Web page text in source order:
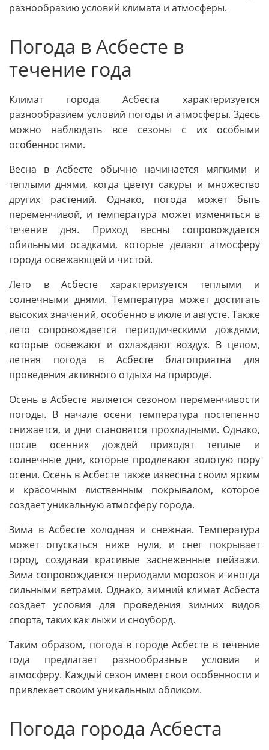
разнообразию условий климата и атмосферы.
Погода в Асбесте в
течение года
Климат города Асбеста характеризуется
разнообразием условий погоды и атмосферы. Здесь
можно наблюдать все сезоны с их особыми
особенностями.
Весна в Асбесте обычно начинается мягкими и
теплыми днями, когда цветут сакуры и множество
других растений. Однако, погода может быть
переменчивой, и температура может изменяться в
течение дня. Приход весны сопровождается
обильными осадками, которые делают атмосферу
города освежающей и чистой.
Лето в Асбесте характеризуется теплыми и
солнечными днями. Температура может достигать
высоких значений, особенно в июле и августе. Также
лето сопровождается периодическими дождями,
которые освежают и охлаждают воздух. В целом,
летняя погода в Асбесте благоприятна для
проведения активного отдыха на природе.
Осень в Асбесте является сезоном переменчивости
погоды. В начале осени температура постепенно
снижается, и дни становятся прохладными. Однако,
после осенних дождей приходят теплые и
солнечные дни, которые продлевают золотую пору
осени. Осень в Асбесте также известна своим ярким
и красочным лиственным покрывалом, которое
создает уникальную атмосферу города.
Зима в Асбесте холодная и снежная. Температура
может опускаться ниже нуля, и снег покрывает
город, создавая красивые заснеженные пейзажи.
Зима сопровождается периодами морозов и иногда
сильными ветрами. Однако, зимний климат Асбеста
создает условия для проведения зимних видов
спорта, таких как лыжи и сноуборд.
Таким образом, погода в городе Асбесте в течение
года предлагает разнообразные условия и
атмосферу. Каждый сезон имеет свои особенности и
привлекает своим уникальным обликом.
Погода города Асбеста